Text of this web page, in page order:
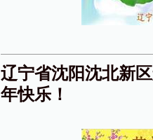
辽宁省沈阳沈北新
年快乐！